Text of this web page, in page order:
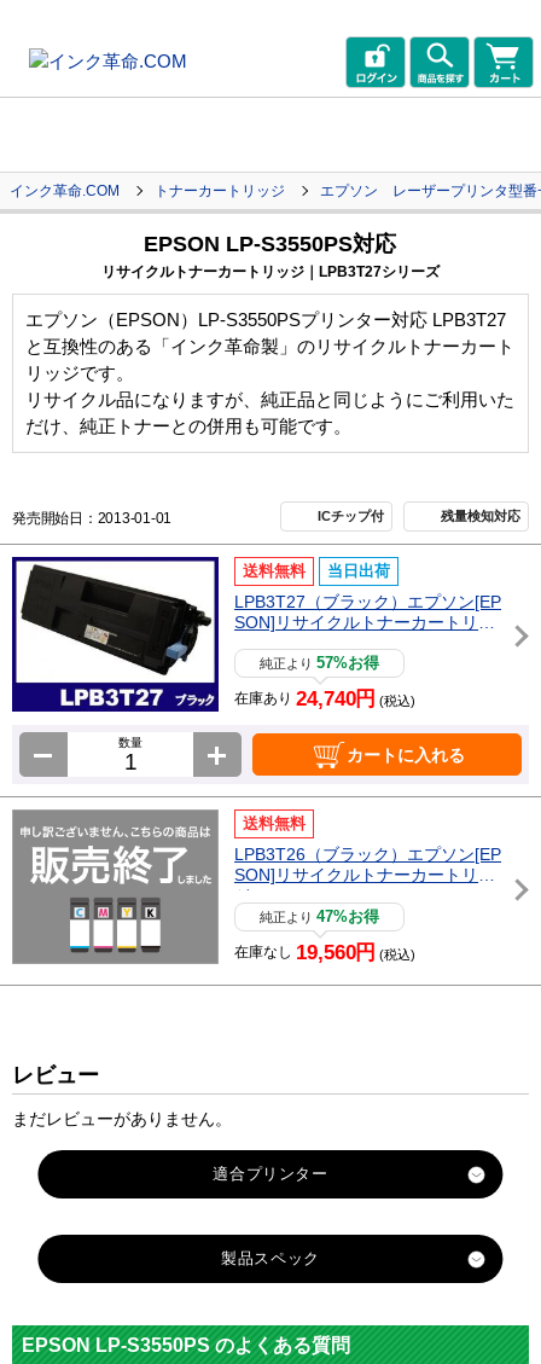
インク革命.COM トナーカートリッジ エプソン レーザープリンタ型番
EPSON LP-S3550PS対応
リサイクルトナーカートリッジ｜LPB3T27シリーズ
エプソン（EPSON）LP-S3550PSプリンター対応 LPB3T27
と互換性のある「インク革命製」のリサイクルトナーカート
リッジです。
リサイクル品になりますが、純正品と同じようにご利用いた
だけ、純正トナーとの併用も可能です。
発売開始日：2013-01-01 ICチップ付 残量検知対応
送料無料 当日出荷
LPB3T27（ブラック）エプソン[EP
SON]リサイクルトナーカートリッ
純正より57%お得
在庫あり 24,740円 (税込)
数量
カートに入れる
送料無料
LPB3T26（ブラック）エプソン[EP
SON]リサイクルトナーカートリッ
ジ
純正より47%お得
在庫なし 19,560円 (税込)
レビュー
まだレビューがありません。
製品スペック
メーカー
エプソン
EPSON LP-S3550PS のよくある質問